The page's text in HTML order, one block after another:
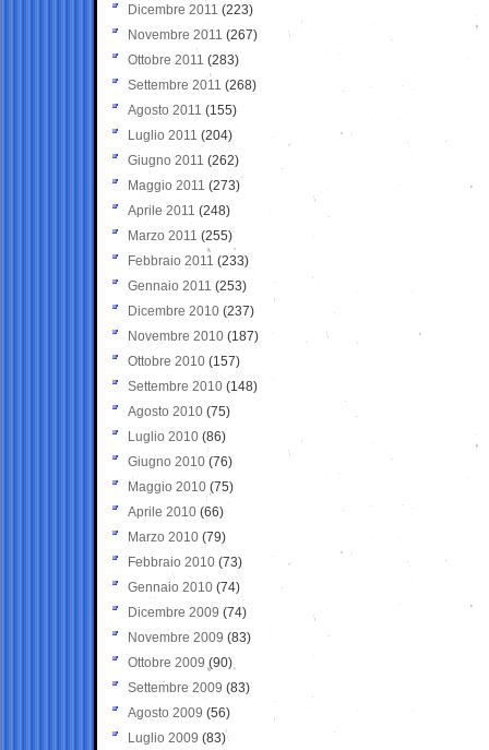
Dicembre 2011 (223)
Novembre 2011 (267)
Ottobre 2011 (283)
Settembre 2011 (268)
Agosto 2011 (155)
Luglio 2011 (204)
Giugno 2011 (262)
Maggio 2011 (273)
Aprile 2011 (248)
Marzo 2011 (255)
Febbraio 2011 (233)
Gennaio 2011 (253)
Dicembre 2010 (237)
Novembre 2010 (187)
Ottobre 2010 (157)
Settembre 2010 (148)
Agosto 2010 (75)
Luglio 2010 (86)
Giugno 2010 (76)
Maggio 2010 (75)
Aprile 2010 (66)
Marzo 2010 (79)
Febbraio 2010 (73)
Gennaio 2010 (74)
Dicembre 2009 (74)
Novembre 2009 (83)
Ottobre 2009 (90)
Settembre 2009 (83)
Agosto 2009 (56)
Luglio 2009 (83)